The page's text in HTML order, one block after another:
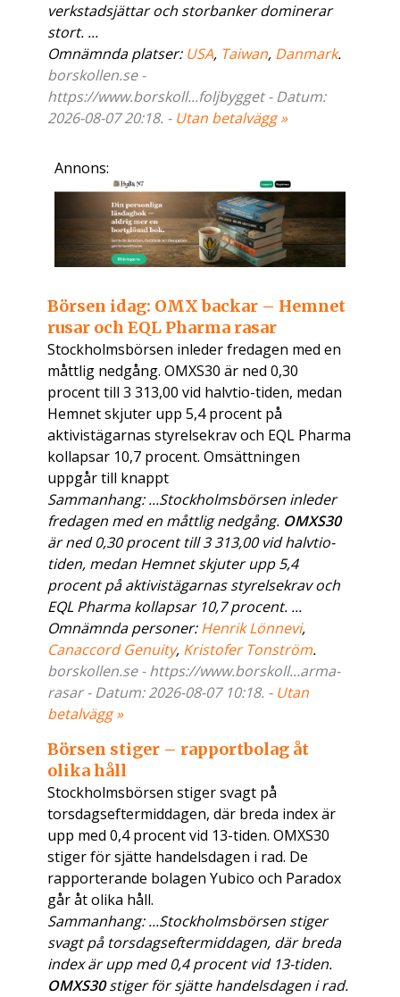
verkstadsjättar och storbanker dominerar
stort. ...
Omnämnda platser: USA, Taiwan, Danmark.
borskollen.se -
https://www.borskoll...foljbygget - Datum:
2026-08-07 20:18. - Utan betalvägg »
Annons:
Börsen idag: OMX backar – Hemnet
rusar och EQL Pharma rasar
Stockholmsbörsen inleder fredagen med en
måttlig nedgång. OMXS30 är ned 0,30
procent till 3 313,00 vid halvtio-tiden, medan
Hemnet skjuter upp 5,4 procent på
aktivistägarnas styrelsekrav och EQL Pharma
kollapsar 10,7 procent. Omsättningen
uppgår till knappt
Sammanhang: ...Stockholmsbörsen inleder
fredagen med en måttlig nedgång. OMXS30
är ned 0,30 procent till 3 313,00 vid halvtio-
tiden, medan Hemnet skjuter upp 5,4
procent på aktivistägarnas styrelsekrav och
EQL Pharma kollapsar 10,7 procent. ...
Omnämnda personer:Henrik Lönnevi,
Canaccord Genuity, Kristofer Tonström.
borskollen.se - https://www.borskoll...arma-
rasar - Datum: 2026-08-07 10:18. - Utan
betalvägg »
Börsen stiger – rapportbolag åt
olika håll
Stockholmsbörsen stiger svagt på
torsdagseftermiddagen, där breda index är
upp med 0,4 procent vid 13-tiden. OMXS30
stiger för sjätte handelsdagen i rad. De
rapporterande bolagen Yubico och Paradox
går åt olika håll.
Sammanhang: ...Stockholmsbörsen stiger
svagt på torsdagseftermiddagen, där breda
index är upp med 0,4 procent vid 13-tiden.
OMXS30stiger för sjätte handelsdagen i rad.